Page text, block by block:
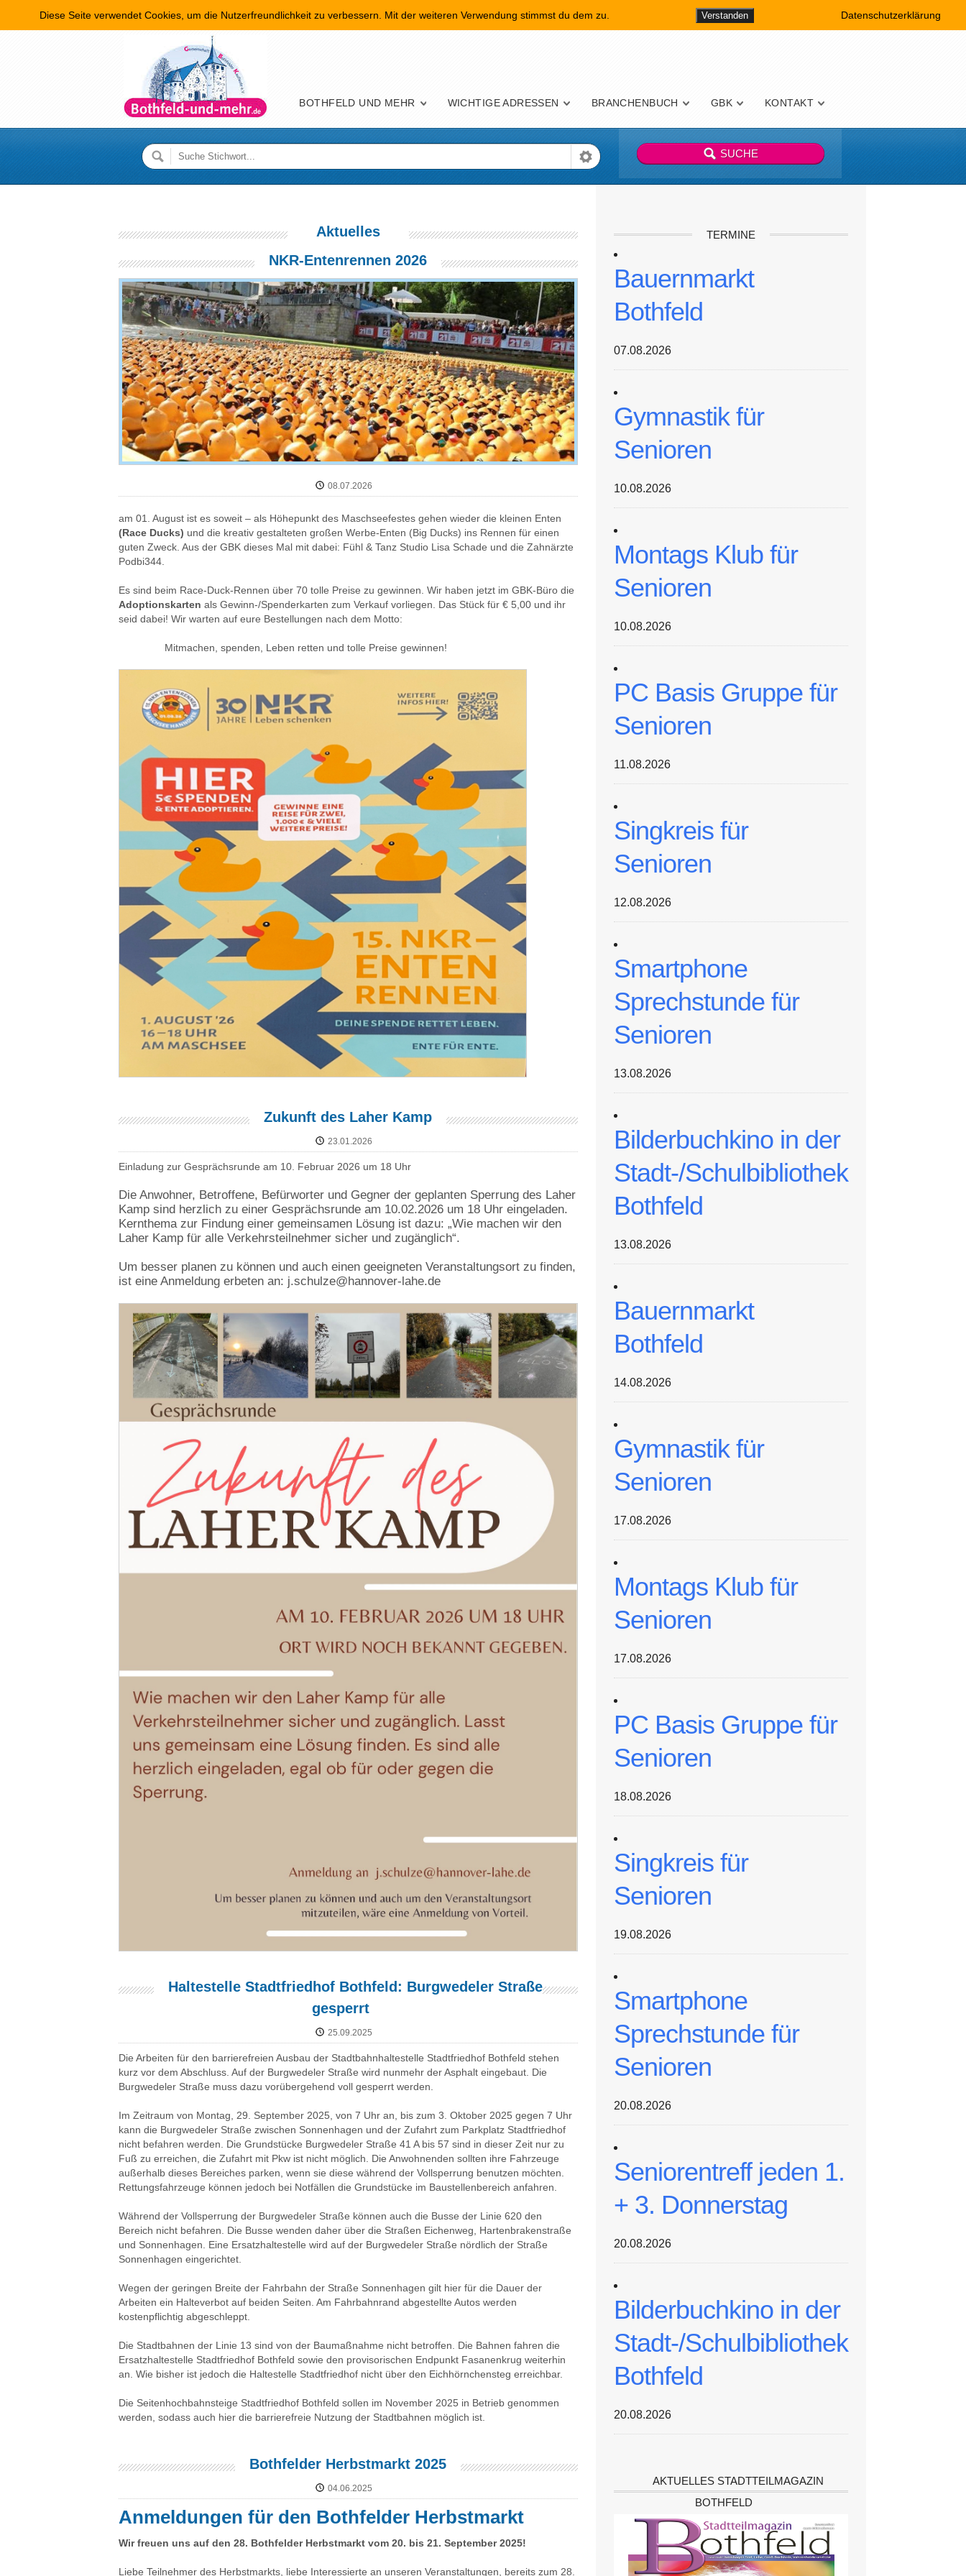
Hauptmenü
BOTHFELD UND MEHR WICHTIGE ADRESSEN BRANCHENBUCH GBK KONTAKT
Aktuelles
NKR-Entenrennen 2026
08.07.2026
am 01. August ist es soweit – als Höhepunkt des Maschseefestes gehen wieder die kleinen Enten
(Race Ducks) und die kreativ gestalteten großen Werbe-Enten (Big Ducks) ins Rennen für einen
guten Zweck. Aus der GBK dieses Mal mit dabei: Fühl & Tanz Studio Lisa Schade und die Zahnärzte
Podbi344.
Es sind beim Race-Duck-Rennen über 70 tolle Preise zu gewinnen. Wir haben jetzt im GBK-Büro die
Adoptionskarten als Gewinn-/Spenderkarten zum Verkauf vorliegen. Das Stück für € 5,00 und ihr
seid dabei! Wir warten auf eure Bestellungen nach dem Motto:
Mitmachen, spenden, Leben retten und tolle Preise gewinnen!
Zukunft des Laher Kamp
23.01.2026
Einladung zur Gesprächsrunde am 10. Februar 2026 um 18 Uhr
Die Anwohner, Betroffene, Befürworter und Gegner der geplanten Sperrung des Laher
Kamp sind herzlich zu einer Gesprächsrunde am 10.02.2026 um 18 Uhr eingeladen.
Kernthema zur Findung einer gemeinsamen Lösung ist dazu: „Wie machen wir den
Laher Kamp für alle Verkehrsteilnehmer sicher und zugänglich“.
Um besser planen zu können und auch einen geeigneten Veranstaltungsort zu finden,
ist eine Anmeldung erbeten an: j.schulze@hannover-lahe.de
Haltestelle Stadtfriedhof Bothfeld: Burgwedeler Straße
gesperrt
25.09.2025
Die Arbeiten für den barrierefreien Ausbau der Stadtbahnhaltestelle Stadtfriedhof Bothfeld stehen
kurz vor dem Abschluss. Auf der Burgwedeler Straße wird nunmehr der Asphalt eingebaut. Die
Burgwedeler Straße muss dazu vorübergehend voll gesperrt werden.
Im Zeitraum von Montag, 29. September 2025, von 7 Uhr an, bis zum 3. Oktober 2025 gegen 7 Uhr
kann die Burgwedeler Straße zwischen Sonnenhagen und der Zufahrt zum Parkplatz Stadtfriedhof
nicht befahren werden. Die Grundstücke Burgwedeler Straße 41 A bis 57 sind in dieser Zeit nur zu
Fuß zu erreichen, die Zufahrt mit Pkw ist nicht möglich. Die Anwohnenden sollten ihre Fahrzeuge
außerhalb dieses Bereiches parken, wenn sie diese während der Vollsperrung benutzen möchten.
Rettungsfahrzeuge können jedoch bei Notfällen die Grundstücke im Baustellenbereich anfahren.
Während der Vollsperrung der Burgwedeler Straße können auch die Busse der Linie 620 den
Bereich nicht befahren. Die Busse wenden daher über die Straßen Eichenweg, Hartenbrakenstraße
und Sonnenhagen. Eine Ersatzhaltestelle wird auf der Burgwedeler Straße nördlich der Straße
Sonnenhagen eingerichtet.
Wegen der geringen Breite der Fahrbahn der Straße Sonnenhagen gilt hier für die Dauer der
Arbeiten ein Halteverbot auf beiden Seiten. Am Fahrbahnrand abgestellte Autos werden
kostenpflichtig abgeschleppt.
Die Stadtbahnen der Linie 13 sind von der Baumaßnahme nicht betroffen. Die Bahnen fahren die
Ersatzhaltestelle Stadtfriedhof Bothfeld sowie den provisorischen Endpunkt Fasanenkrug weiterhin
an. Wie bisher ist jedoch die Haltestelle Stadtfriedhof nicht über den Eichhörnchensteg erreichbar.
Die Seitenhochbahnsteige Stadtfriedhof Bothfeld sollen im November 2025 in Betrieb genommen
werden, sodass auch hier die barrierefreie Nutzung der Stadtbahnen möglich ist.
Bothfelder Herbstmarkt 2025
04.06.2025
Anmeldungen für den Bothfelder Herbstmarkt
Wir freuen uns auf den 28. Bothfelder Herbstmarkt vom 20. bis 21. September 2025!
Liebe Teilnehmer des Herbstmarkts, liebe Interessierte an unseren Veranstaltungen, bereits zum 28.
TERMINE
Bauernmarkt
Bothfeld
07.08.2026
Gymnastik für
Senioren
10.08.2026
Montags Klub für
Senioren
10.08.2026
PC Basis Gruppe für
Senioren
11.08.2026
Singkreis für
Senioren
12.08.2026
Smartphone
Sprechstunde für
Senioren
13.08.2026
Bilderbuchkino in der
Stadt-/Schulbibliothek
Bothfeld
13.08.2026
Bauernmarkt
Bothfeld
14.08.2026
Gymnastik für
Senioren
17.08.2026
Montags Klub für
Senioren
17.08.2026
PC Basis Gruppe für
Senioren
18.08.2026
Singkreis für
Senioren
19.08.2026
Smartphone
Sprechstunde für
Senioren
20.08.2026
Seniorentreff jeden 1.
+ 3. Donnerstag
20.08.2026
Bilderbuchkino in der
Stadt-/Schulbibliothek
Bothfeld
20.08.2026
AKTUELLES STADTTEILMAGAZIN
BOTHFELD
Diese Seite verwendet Cookies, um die Nutzerfreundlichkeit zu verbessern. Mit der weiteren Verwendung stimmst du dem zu. Verstanden Datenschutzerklärung